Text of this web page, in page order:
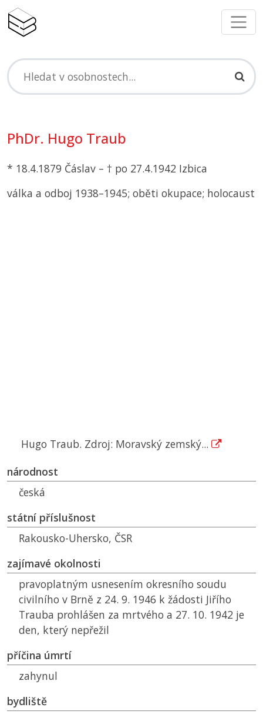
PhDr. Hugo Traub
* 18.4.1879 Čáslav – † po 27.4.1942 Izbica
válka a odboj 1938–1945; oběti okupace; holocaust
Hugo Traub. Zdroj: Moravský zemský...
národnost
česká
státní příslušnost
Rakousko-Uhersko, ČSR
zajímavé okolnosti
pravoplatným usnesením okresního soudu
civilního v Brně z 24. 9. 1946 k žádosti Jiřího
Trauba prohlášen za mrtvého a 27. 10. 1942 je
den, který nepřežil
příčina úmrtí
zahynul
bydliště